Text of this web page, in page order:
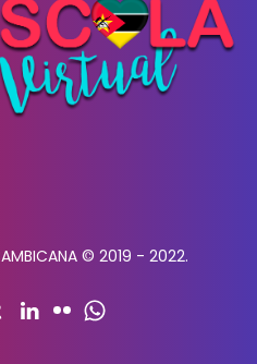
© 2019 - 2022.